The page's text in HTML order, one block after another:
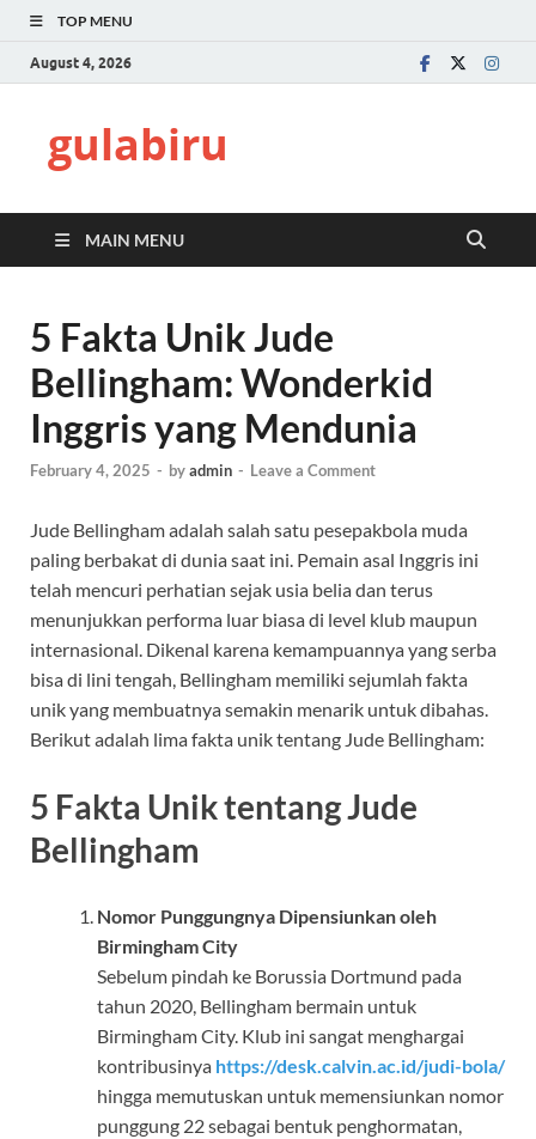
TOP MENU
August 4, 2026
gulabiru
MAIN MENU
5 Fakta Unik Jude
Bellingham: Wonderkid
Inggris yang Mendunia
February 4, 2025 - byadmin - Leave a Comment
Jude Bellingham adalah salah satu pesepakbola muda
paling berbakat di dunia saat ini. Pemain asal Inggris ini
telah mencuri perhatian sejak usia belia dan terus
menunjukkan performa luar biasa di level klub maupun
internasional. Dikenal karena kemampuannya yang serba
bisa di lini tengah, Bellingham memiliki sejumlah fakta
unik yang membuatnya semakin menarik untuk dibahas.
Berikut adalah lima fakta unik tentang Jude Bellingham:
5 Fakta Unik tentang Jude
Bellingham
Nomor Punggungnya Dipensiunkan oleh
Birmingham City
Sebelum pindah ke Borussia Dortmund pada
tahun 2020, Bellingham bermain untuk
Birmingham City. Klub ini sangat menghargai
kontribusinya https://desk.calvin.ac.id/judi-bola/
hingga memutuskan untuk memensiunkan nomor
punggung 22 sebagai bentuk penghormatan,